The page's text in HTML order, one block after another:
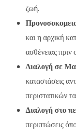
ζωή.
και η αρχική
ασθένειας
Διαλογή σε
καταστάσεις
περιστατικών
Διαλογή στο
περιπτώσεις